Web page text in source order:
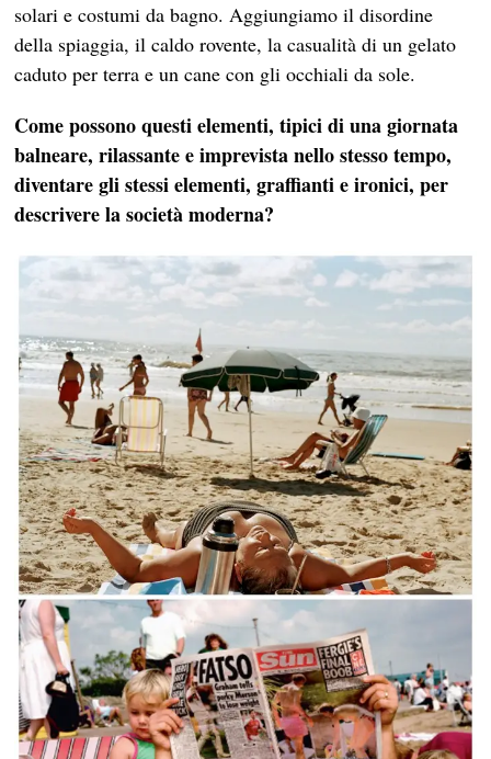
solari e costumi da bagno. Aggiungiamo il disordine
della spiaggia, il caldo rovente, la casualità di un gelato
caduto per terra e un cane con gli occhiali da sole.
Come possono questi elementi, tipici di una giornata
balneare, rilassante e imprevista nello stesso tempo,
diventare gli stessi elementi, graffianti e ironici, per
descrivere la società moderna?